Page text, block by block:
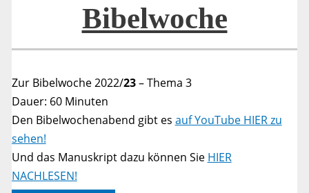
Bibelwoche
Zur Bibelwoche 2022/23– Thema 3
Dauer: 60 Minuten
Den Bibelwochenabend gibt es auf YouTube HIER zu
sehen!
Und das Manuskript dazu können Sie HIER
NACHLESEN!